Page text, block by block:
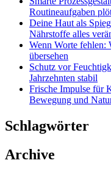
Routineaufgaben
Deine Haut als
Nährstoffe alles
Wenn Worte fehlen:
übersehen
Schutz vor
Jahrzehnten stabil
Frische Impulse für
Bewegung und
Schlagwörter
Archive